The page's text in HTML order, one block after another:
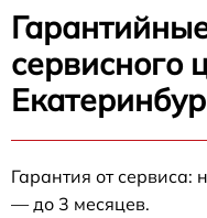
сервисного
Гарантия от сервиса:
— до 3 месяцев.